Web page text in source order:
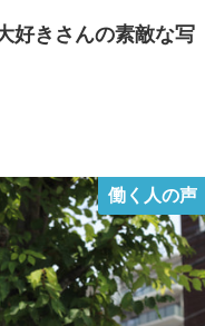
好きさんの素敵な写
働く人の声